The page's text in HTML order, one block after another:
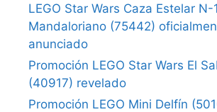
LEGO Star Wars Caza Estelar N-
Mandaloriano (75442)
anunciado
Promoción LEGO Star Wars El
(40917) revelado
Promoción LEGO Mini Delfín